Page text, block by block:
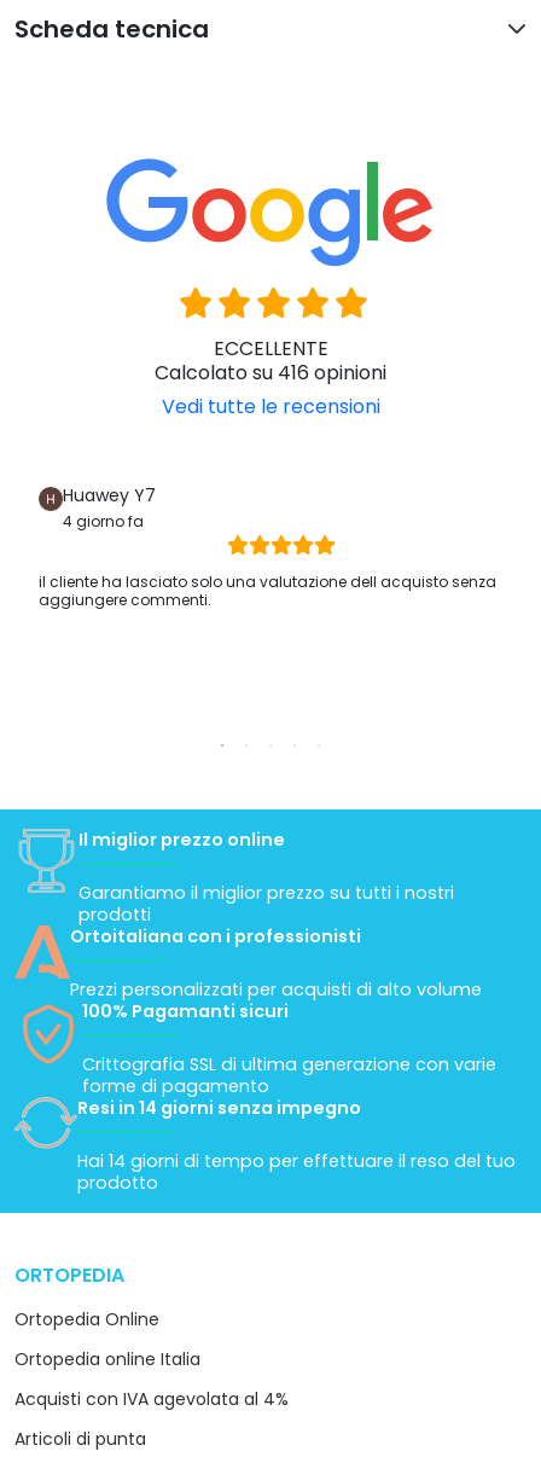
Scheda tecnica
ECCELLENTE
Calcolato su 416 opinioni
Vedi tutte le recensioni
Huawey Y7
4 giorno fa
il cliente ha lasciato solo una valutazione dell acquisto senza
aggiungere commenti.
Il miglior prezzo online
Garantiamo il miglior prezzo su tutti i nostri
prodotti
Ortoitaliana con i professionisti
Prezzi personalizzati per acquisti di alto volume
100% Pagamanti sicuri
Crittografia SSL di ultima generazione con varie
forme di pagamento
Resi in 14 giorni senza impegno
Hai 14 giorni di tempo per effettuare il reso del tuo
prodotto
ORTOPEDIA
Ortopedia Online
Ortopedia online Italia
Acquisti con IVA agevolata al 4%
Articoli di punta